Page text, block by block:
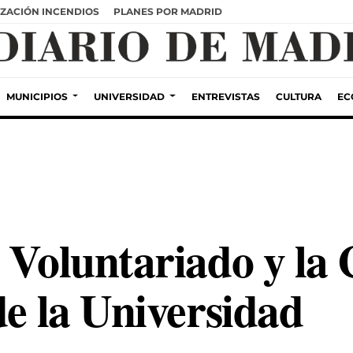
INCENDIOS PLANES POR MADRID
MUNICIPIOS UNIVERSIDAD ENTREVISTAS CULTURA
y la
la Universidad